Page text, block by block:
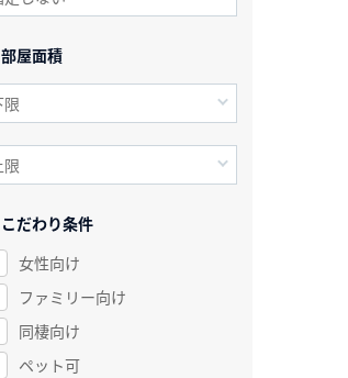
部屋面積
こだわり条件
女性向け
ファミリー向け
同棲向け
ペット可